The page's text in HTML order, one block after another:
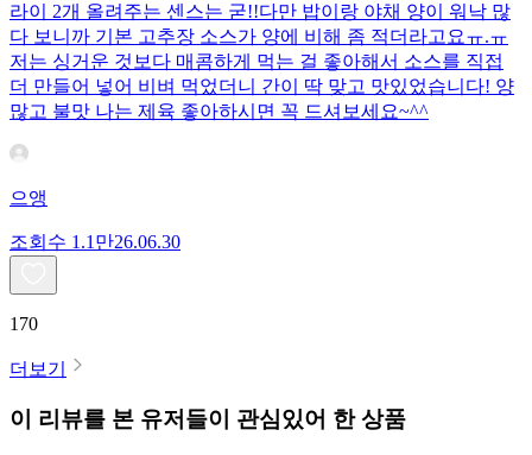
라이 2개 올려주는 센스는 굳!! ​다만 밥이랑 야채 양이 워낙 많
다 보니까 기본 고추장 소스가 양에 비해 좀 적더라고요ㅠ.ㅠ
저는 싱거운 것보다 매콤하게 먹는 걸 좋아해서 소스를 직접
더 만들어 넣어 비벼 먹었더니 간이 딱 맞고 맛있었습니다! 양
많고 불맛 나는 제육 좋아하시면 꼭 드셔보세요~^^
으앵
조회수 1.1만26.06.30
170
더보기
이 리뷰를 본 유저들이 관심있어 한 상품